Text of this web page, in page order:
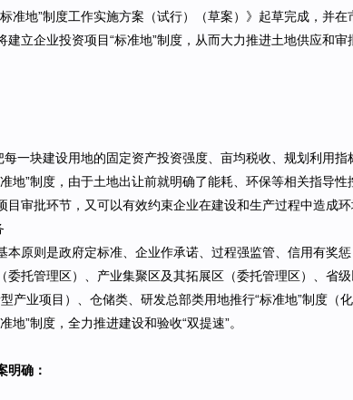
准地”制度工作实施方案（试行）（草案）》起草完成，并
建立企业投资项目“标准地”制度，从而大力推进土地供应和
每一块建设用地的固定资产投资强度、亩均税收、规划利用
地”制度，由于土地出让前就明确了能耗、环保等相关指导
目审批环节，又可以有效约束企业在建设和生产过程中造成环
本原则是政府定标准、企业作承诺、过程强监管、信用有奖
委托管理区）、产业集聚区及其拓展区（委托管理区）、省
产业项目）、仓储类、研发总部类用地推行“标准地”制度（
地”制度，全力推进建设和验收“双提速”。
明确：